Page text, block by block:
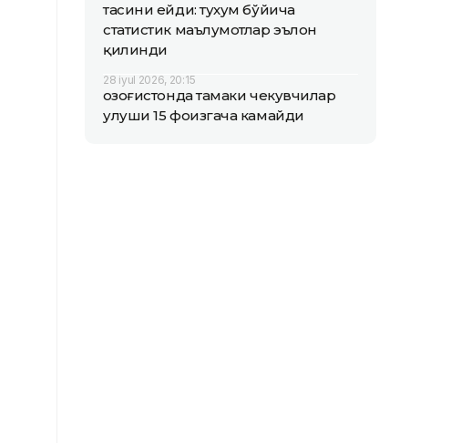
тасини ейди: тухум бўйича
статистик маълумотлар эълон
қилинди
28 iyul 2026, 20:15
Қозоғистонда тамаки чекувчилар
улуши 15 фоизгача камайди